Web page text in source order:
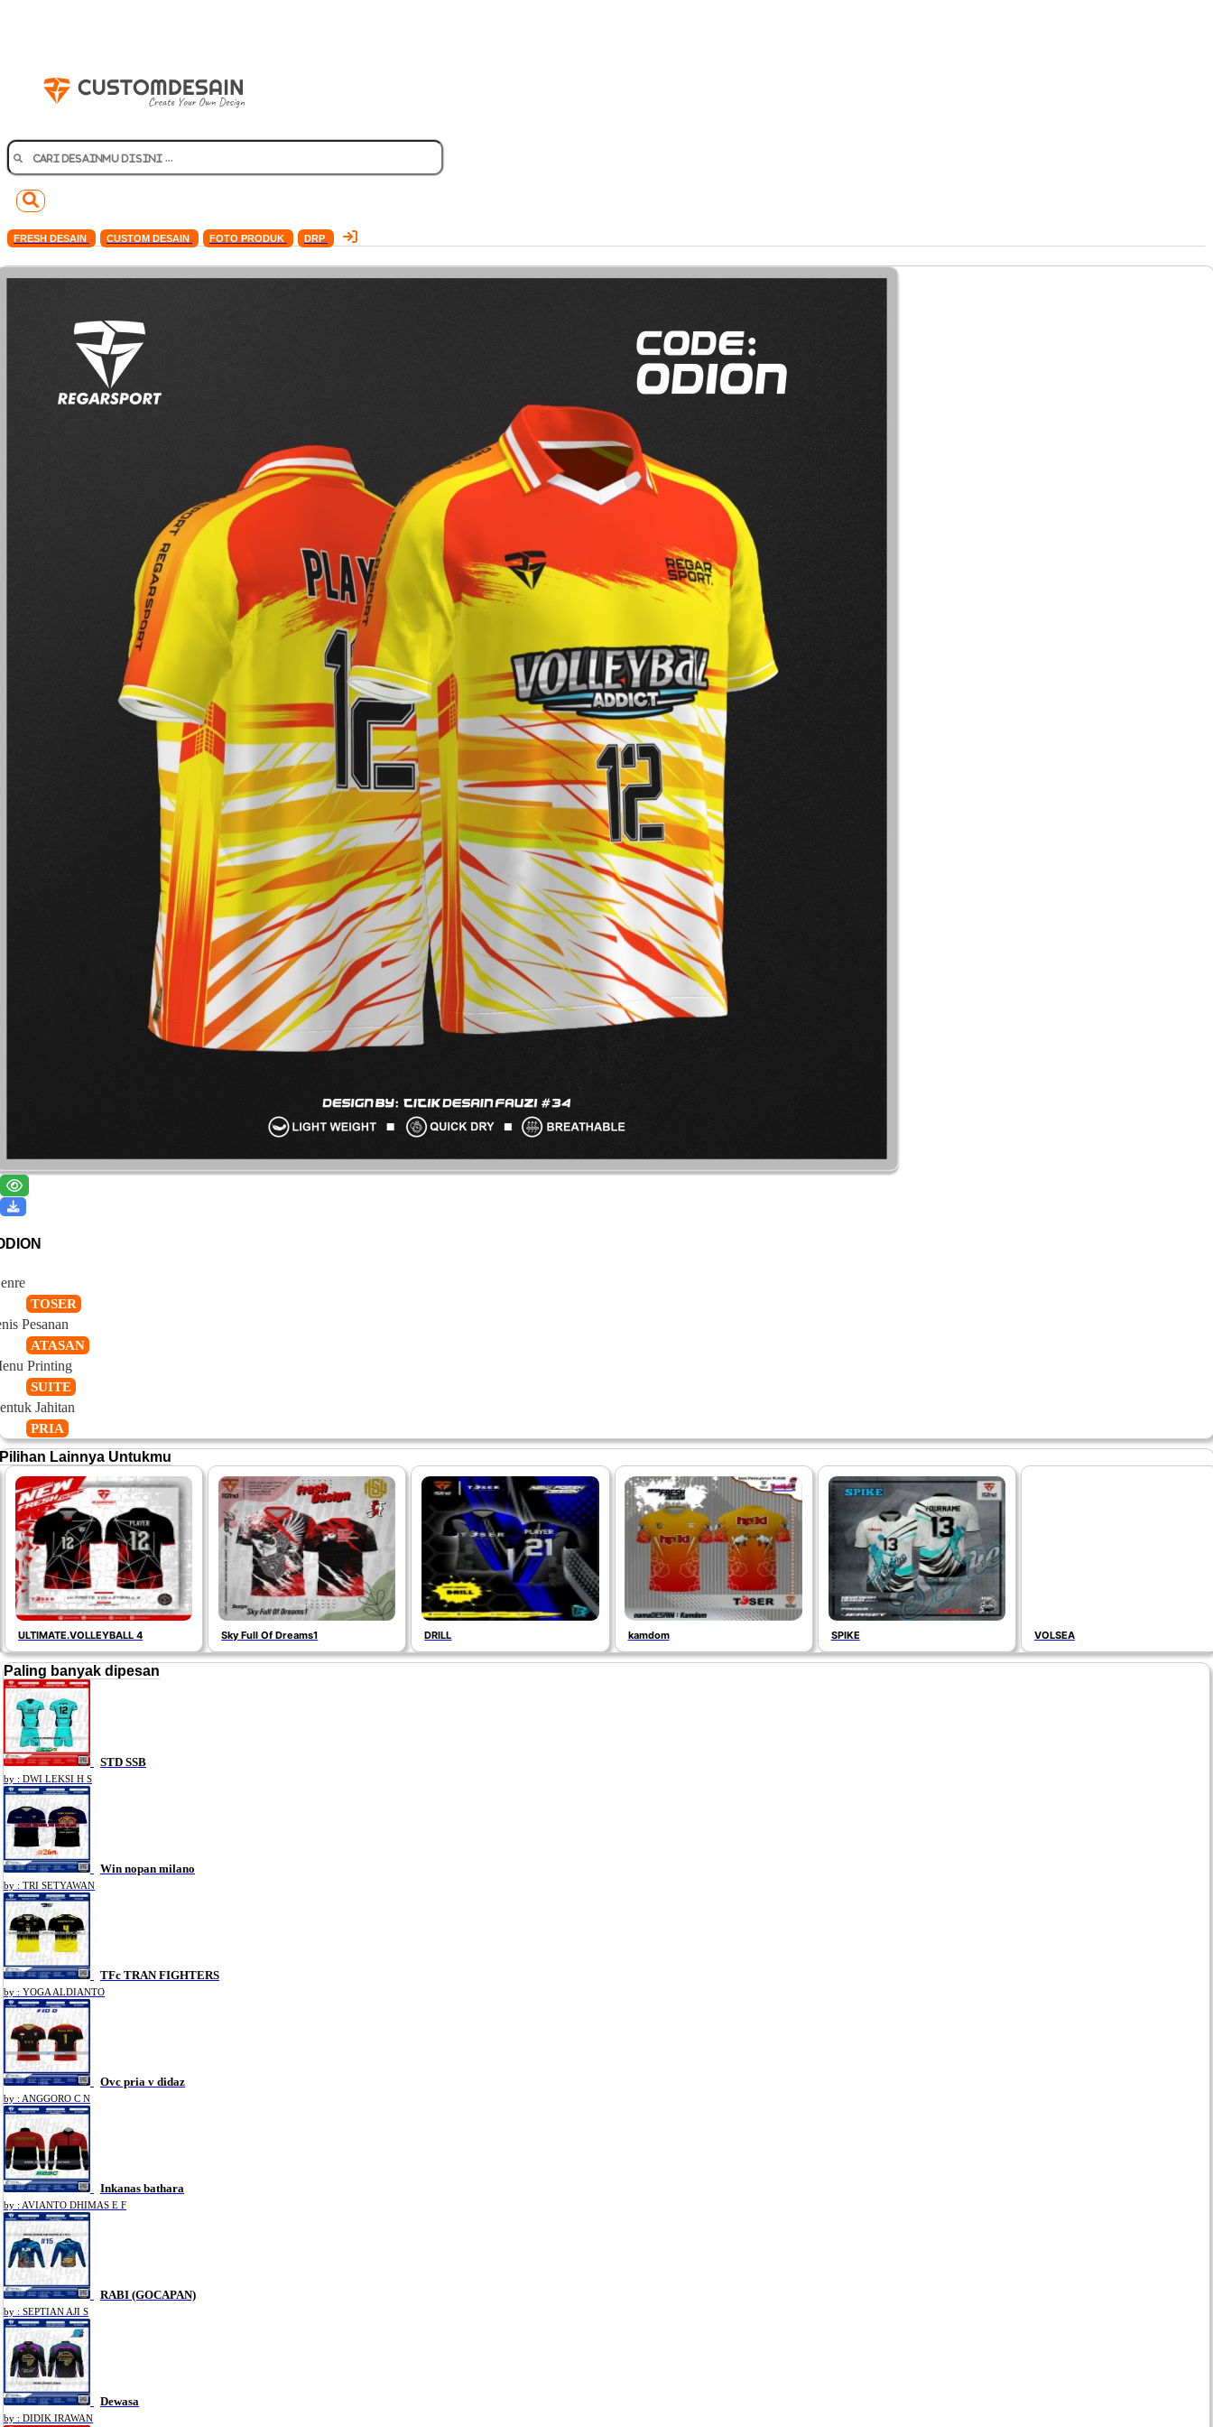
FRESH DESAIN CUSTOM DESAIN FOTO PRODUK DRP
TOSER
Pesanan
ATASAN
Printing
SUITE
Jahitan
PRIA
Pilihan Lainnya Untukmu
ULTIMATE.VOLLEYBALL 4 Sky Full Of Dreams1 DRILL kamdom SPIKE VOLSEA
Paling banyak dipesan
STD SSB
by : DWI LEKSI H S
Win nopan milano
by : TRI SETYAWAN
TFc TRAN FIGHTERS
by : YOGA ALDIANTO
Ovc pria v didaz
by : ANGGORO C N
Inkanas bathara
by : AVIANTO DHIMAS E F
RABI (GOCAPAN)
by : SEPTIAN AJI S
Dewasa
by : DIDIK IRAWAN